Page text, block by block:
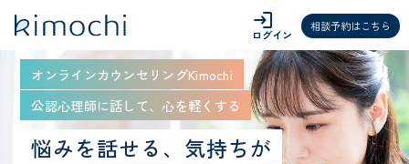
login
ログイン
相談予約はこちら
オンラインカウンセリングKimochi
公認心理師に話して、心を軽くする
悩みを話せる、気持ちが